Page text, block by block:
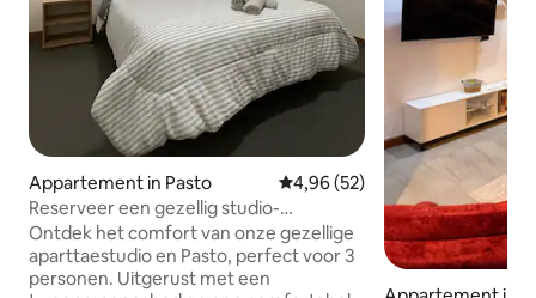
Appartement in Pasto Gemiddelde beoordeling van
4,96 (52)
Reserveer een gezellig studio-
appartement in Pasto
Ontdek het comfort van onze gezellige
aparttaestudio en Pasto, perfect voor 3
personen. Uitgerust met een